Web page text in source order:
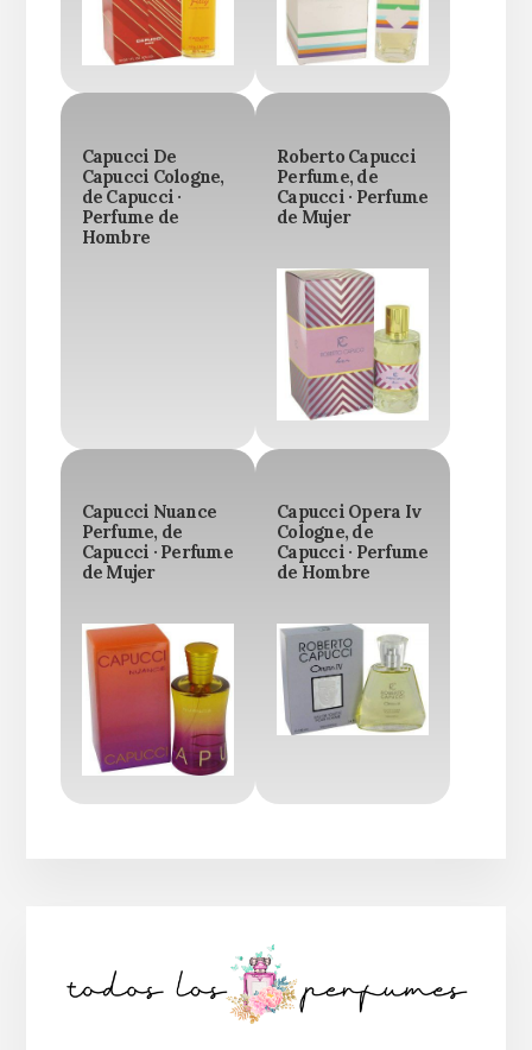
Capucci De
Capucci Cologne,
de Capucci ·
Perfume de
Hombre
Roberto Capucci
Perfume, de
Capucci · Perfume
de Mujer
Capucci Nuance
Perfume, de
Capucci · Perfume
de Mujer
Capucci Opera Iv
Cologne, de
Capucci · Perfume
de Hombre
lateral